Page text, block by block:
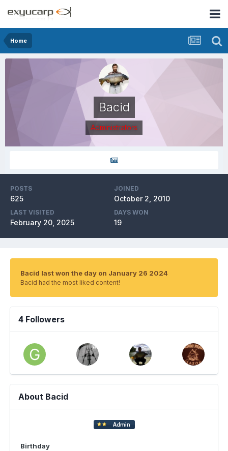
Home
Bacid
Administrators
POSTS
625
JOINED
October 2, 2010
LAST VISITED
February 20, 2025
DAYS WON
19
Bacid last won the day on January 26 2024
Bacid had the most liked content!
4 Followers
About Bacid
Birthday